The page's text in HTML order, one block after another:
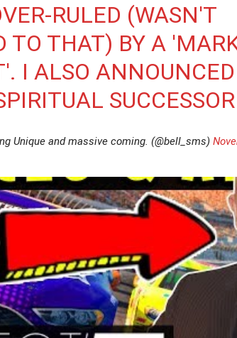
RULED (WASN'T
TO THAT) BY A
I ALSO
Unique and massive coming. (@bell_sms)